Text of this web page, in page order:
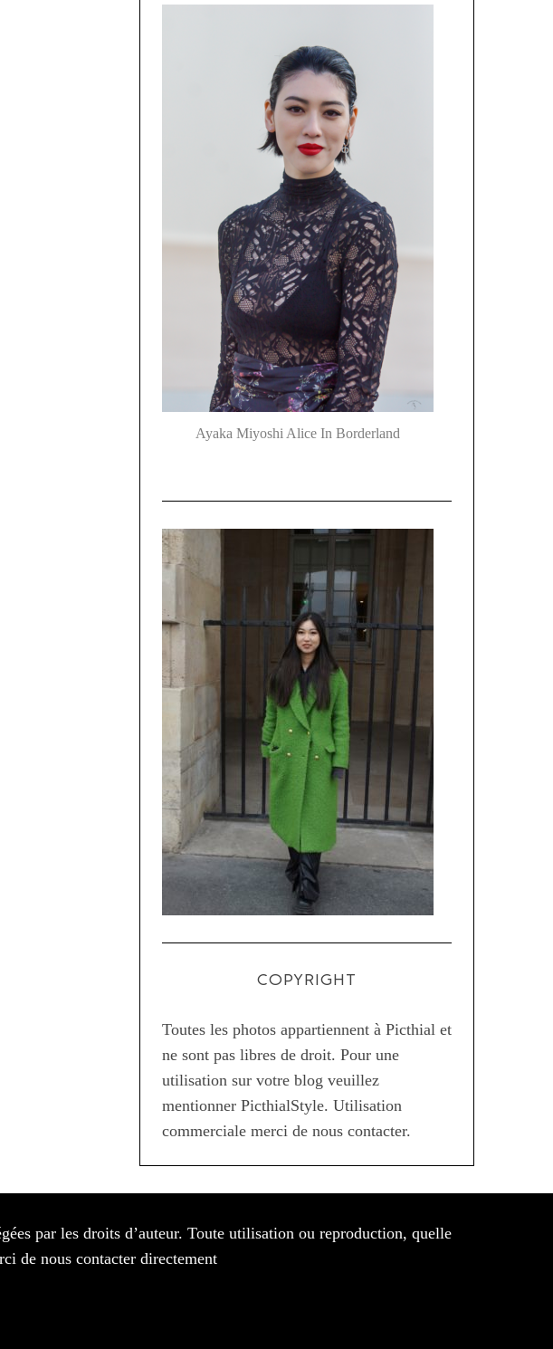
Ayaka Miyoshi Alice In Borderland
COPYRIGHT
Toutes les photos appartiennent à Picthial et
ne sont pas libres de droit. Pour une
utilisation sur votre blog veuillez
mentionner PicthialStyle. Utilisation
commerciale merci de nous contacter.
par les droits d’auteur. Toute utilisation ou reproduction, quelle
de nous contacter directement